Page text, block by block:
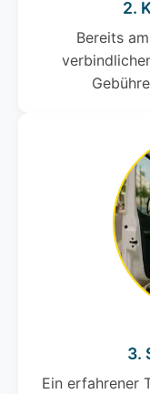
2.
Bereits
3.
Ein erfahrener